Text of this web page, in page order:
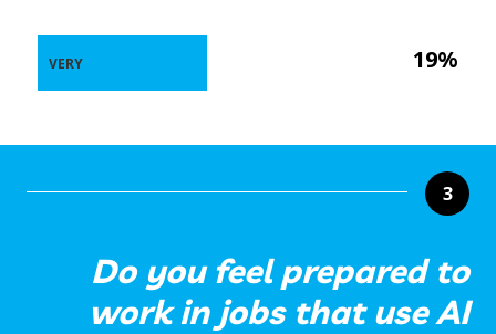
19%
VERY
3
Do you feel prepared to
work in jobs that use AI